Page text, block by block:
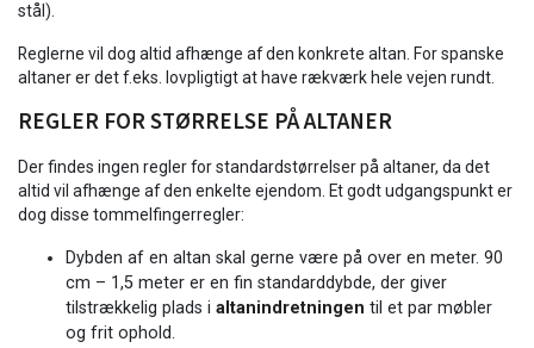
stål).
Reglerne vil dog altid afhænge af den konkrete altan. For spanske
altaner er det f.eks. lovpligtigt at have rækværk hele vejen rundt.
REGLER FOR STØRRELSE PÅ ALTANER
Der findes ingen regler for standardstørrelser på altaner, da det
altid vil afhænge af den enkelte ejendom. Et godt udgangspunkt er
dog disse tommelfingerregler:
Dybden af en altan skal gerne være på over en meter. 90
cm – 1,5 meter er en fin standarddybde, der giver
tilstrækkelig plads i altanindretningen til et par møbler
og frit ophold.